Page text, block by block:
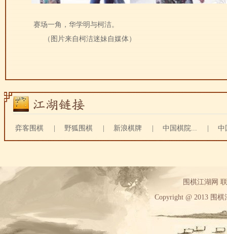
赛场一角，华学明与柯洁。
（图片来自柯洁迷妹自媒体）
弈客围棋 野狐围棋 新浪棋牌 中国棋院... 中
围棋江湖网
Copyright @ 2013 围